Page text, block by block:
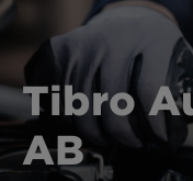
Hitta din
Våra tjänster
Varför MECA?
Tibro
AB